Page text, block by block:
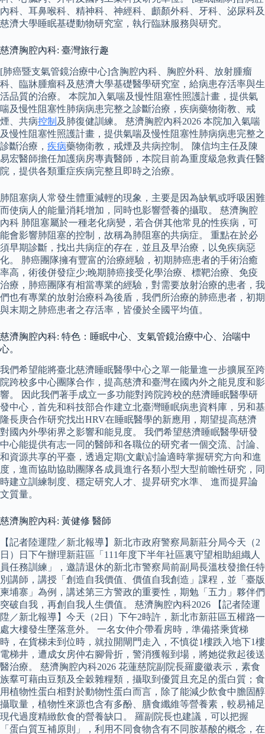
內科、耳鼻喉科、精神科、神經科、顱顏外科、牙科、泌尿科及
慈濟大學睡眠基礎動物研究室，執行臨牀服務與研究。
慈濟胸腔內科: 臺灣旅行趣
[肺癌暨支氣管鏡治療中心]含胸腔內科、胸腔外科、放射腫瘤
科、臨牀腫瘤科及慈濟大學基礎醫學研究室，給病患存活率與生
活品質的治療。 本院加入氣喘及慢性阻塞性照護計畫，提供氣
喘及慢性阻塞性肺病病患完整之診斷治療，疾病藥物衛教、戒
煙、共病控制 及肺復健訓練。 慈濟胸腔內科2026 本院加入氣喘
及慢性阻塞性照護計畫，提供氣喘及慢性阻塞性肺病病患完整之
診斷治療， 疾病藥物衛教，戒煙及共病控制。 陳信均主任及陳
易宏醫師擔任加護病房專責醫師，本院目前為重度級急救責任醫
院，提供各類重症疾病完整且即時之治療。
肺阻塞病人常發生體重減輕的現象，主要是因為缺氧或呼吸困難
而使病人的能量消耗增加，同時也影響營養的攝取。 慈濟胸腔
內科 肺阻塞屬於一種老化病變，若合併其他常見的性疾病，可
能會影響肺阻塞的控制，故稱為肺阻塞的共病症。 重點在於必
須早期診斷，找出共病症的存在，並且及早治療，以免疾病惡
化。 肺癌團隊擁有豐富的治療經驗，初期肺癌患者的手術治癒
率高，術後併發症少;晚期肺癌接受化學治療、標靶治療、免疫
治療，肺癌團隊有相當專業的經驗，對需要放射治療的患者，我
們也有專業的放射治療科為後盾，我們所治療的肺癌患者，初期
與末期之肺癌患者之存活率，皆優於全國平均值。
慈濟胸腔內科: 特色：睡眠中心、支氣管鏡治療中心、治喘中
心。
我們希望能將臺北慈濟睡眠醫學中心之單一能量進一步擴展至跨
院跨校多中心團隊合作，提高慈濟和臺灣在國內外之能見度和影
響。 因此我們著手成立一多功能對跨院跨校的慈濟睡眠醫學研
發中心，首先和科技部合作建立北臺灣睡眠病患資料庫，另和基
隆長庚合作研究找出HRV在睡眠醫學的新應用，期望提高慈濟
對國內外學術界之影響和能見度。 我們希望慈濟睡眠醫學研發
中心能提供有志一同的醫師和各職位的研究者一個交流、討論、
和資源共享的平臺，透過定期(文獻)討論適時掌握研究方向和進
度，進而協助協助團隊各成員進行各類小型大型前瞻性研究，同
時建立訓練制度、穩定研究人才、提昇研究水準、 進而提昇論
文質量。
慈濟胸腔內科: 黃健修 醫師
【記者陸運陞／新北報導】新北市政府警察局新莊分局今天（2
日）日下午辦理新莊區「111年度下半年社區裏守望相助組織人
員任務訓練」，邀請退休的新北市警察局前副局長溫枝發擔任特
別講師，講授「創造自我價值、價值自我創造」課程，並「臺版
柬埔寨」為例，講述第三方警政的重要性，期勉「五力」夥伴們
突破自我，再創自我人生價值。 慈濟胸腔內科2026 【記者陸運
陞／新北報導】今天（2日）下午2時許，新北市新莊區五權路一
處大樓發生墜落意外。 一名女仲介帶看房時，準備搭乘貨梯
時，在貨梯未到位時，就拉開閘門走入，不慎從1樓跌入地下1樓
電梯井，遭成女房仲右腳骨折，警消獲報到場，將她從救起後送
醫治療。 慈濟胸腔內科2026 花蓮慈院副院長羅慶徽表示，素食
族羣可藉由豆類及全穀雜糧類，攝取到優質且充足的蛋白質；食
用植物性蛋白相對於動物性蛋白而言，除了能減少飲食中膽固醇
攝取量，植物性來源也含有多酚、膳食纖維等營養素，較易補足
現代過度精緻飲食的營養缺口。 羅副院長也建議，可以把握
「蛋白質互補原則」，利用不同食物含有不同胺基酸的概念，在